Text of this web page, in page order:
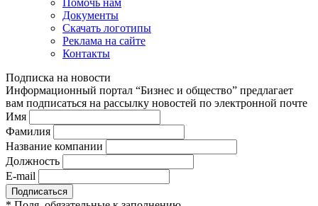
Помочь нам
Документы
Скачать логотипы
Реклама на сайте
Контакты
Подписка на новости
Информационный портал “Бизнес и общество” предлагает
вам подписаться на рассылку новостей по электронной почте
Имя
Фамилия
Название компании
Должность
E-mail